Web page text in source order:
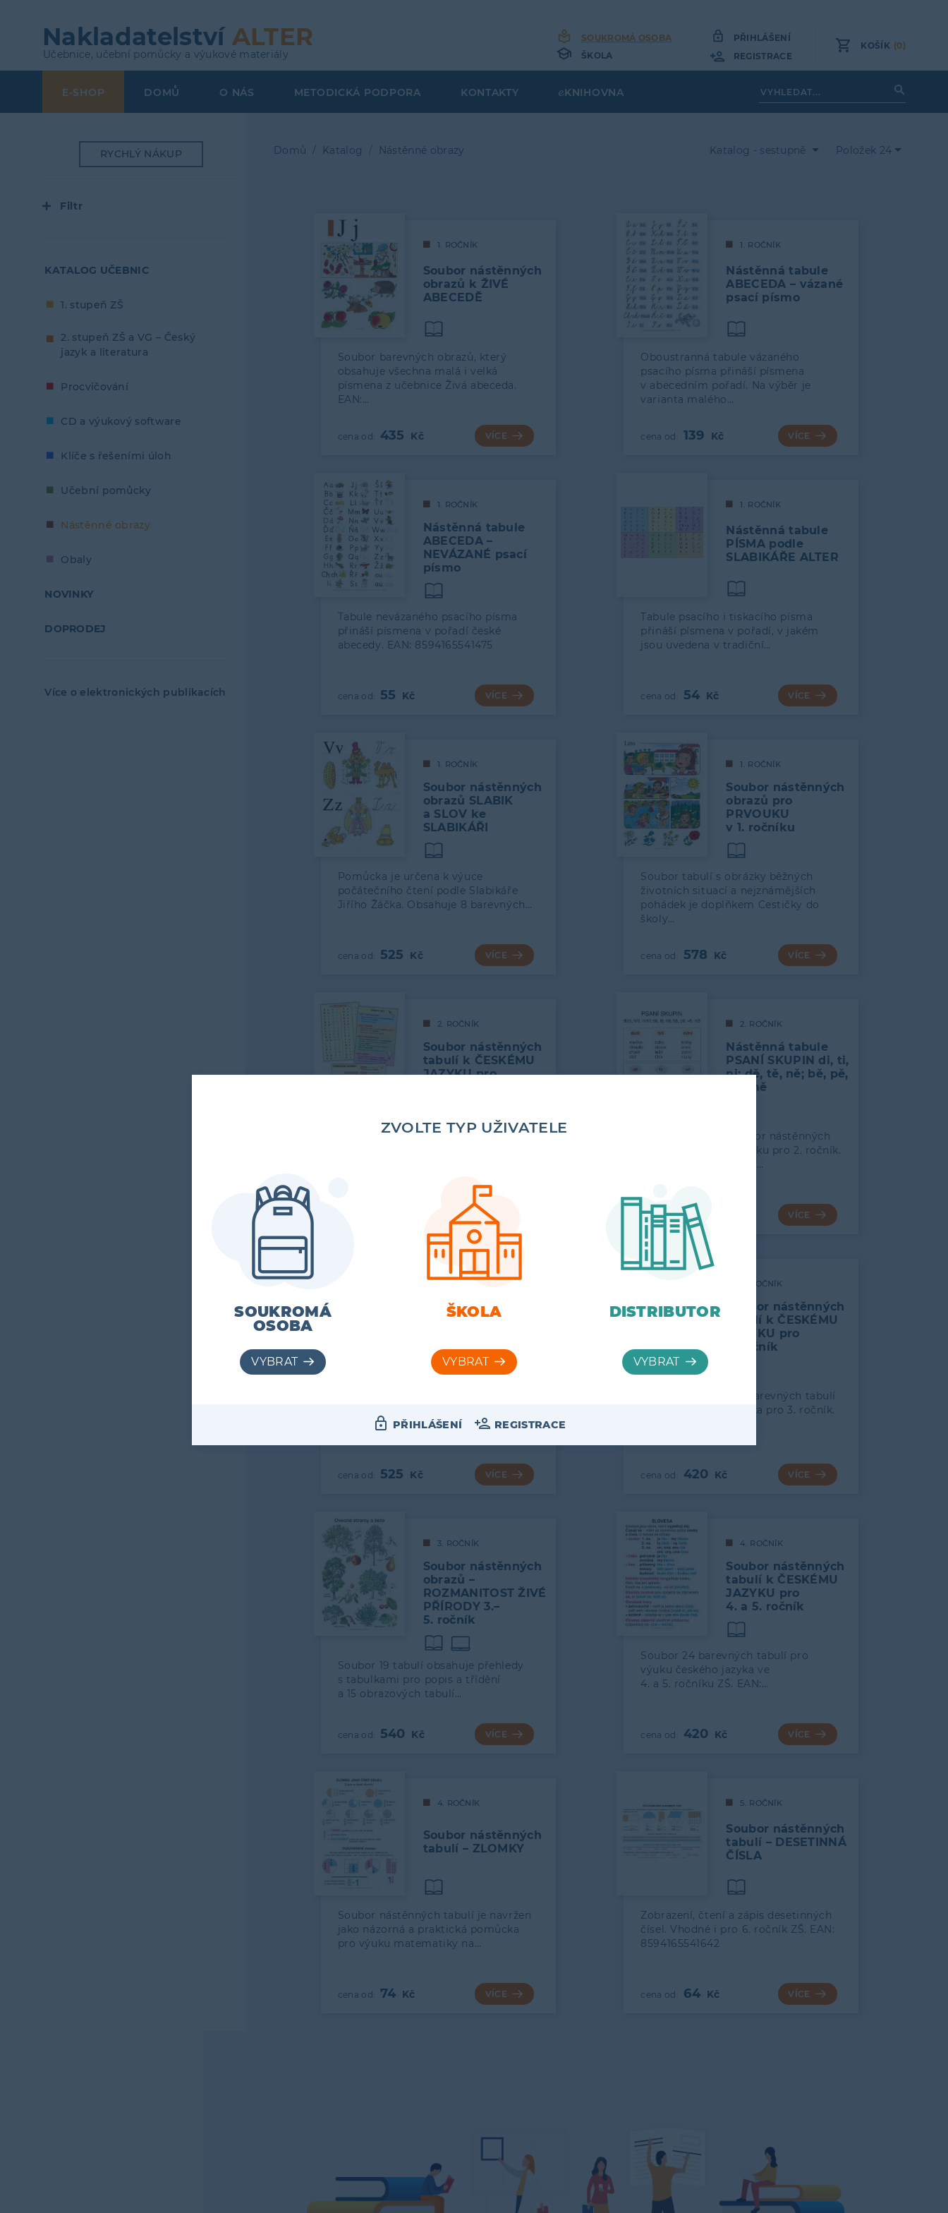
hlavnímuNakladatelství ALTER
Učebnice, učební pomůcky a výukové materiály
SOUKROMÁ OSOBA
ŠKOLA
PŘIHLÁŠENÍ
REGISTRACE
KOŠÍK (0)
Top
Menu
E-SHOP DOMŮ O NÁS METODICKÁ PODPORA KONTAKTY KNIHOVNA
RYCHLÝ NÁKUP
Filtr
KATALOG UČEBNIC
1. stupeň ZŠ
2. stupeň ZŠ a VG – Český
jazyk a literatura
Procvičování
CD a výukový software
Klíče s řešeními úloh
Učební pomůcky
Nástěnné obrazy
Obaly
NOVINKY
DOPRODEJ
Levé
Více o elektronických publikacích
Domů Katalog Nástěnné obrazy Katalog - sestupně Položek 24
1. ROČNÍK
Soubor nástěnných
obrazů k ŽIVÉ
ABECEDĚ
Soubor barevných obrazů, který
obsahuje všechna malá i velká
písmena z učebnice Živá abeceda.
EAN:…
435 VÍCE
1. ROČNÍK
Nástěnná tabule
ABECEDA – vázané
psací písmo
Oboustranná tabule vázaného
psacího písma přináší písmena
v abecedním pořadí. Na výběr je
varianta malého…
139 VÍCE
1. ROČNÍK
Nástěnná tabule
ABECEDA –
NEVÁZANÉ psací
písmo
Tabule nevázaného psacího písma
přináší písmena v pořadí české
abecedy. EAN: 8594165541475
55 VÍCE
1. ROČNÍK
Nástěnná tabule
PÍSMA podle
SLABIKÁŘE ALTER
Tabule psacího i tiskacího písma
přináší písmena v pořadí, v jakém
jsou uvedena v tradiční…
54 VÍCE
1. ROČNÍK
Soubor nástěnných
obrazů SLABIK
a SLOV ke
SLABIKÁŘI
Pomůcka je určena k výuce
počátečního čtení podle Slabikáře
Jiřího Žáčka. Obsahuje 8 barevných…
525 VÍCE
1. ROČNÍK
Soubor nástěnných
obrazů pro
PRVOUKU
v 1. ročníku
Soubor tabulí s obrázky běžných
životních situací a nejznámějších
pohádek je doplňkem Cestičky do
školy…
578 VÍCE
2. ROČNÍK
Soubor nástěnných
tabulí k ČESKÉMU
JAZYKU pro
Obsahuje tabule: Rozdělení hlásek;
VÍCE
2. ROČNÍK
Nástěnná tabule
PSANÍ SKUPIN di, ti,
ni; dě, tě, ně; bě, pě,
vě, mě
Tabule rozšiřuje Soubor nástěnných
tabulí k Českému jazyku pro 2. ročník.
Uvedené příklady slov…
35 VÍCE
Soubor nástěnných
obrazů pro
2. ročníku
doplňkem k učebnici Svět okolo…
525 VÍCE
3. ROČNÍK
Soubor nástěnných
tabulí k ČESKÉMU
JAZYKU pro
3. ročník
Soubor obsahuje 14 barevných tabulí
k výuce českého jazyka pro 3. ročník.
420 VÍCE
3. ROČNÍK
Soubor nástěnných
obrazů –
ROZMANITOST ŽIVÉ
PŘÍRODY 3.–
5. ročník
Soubor 19 tabulí obsahuje přehledy
s tabulkami pro popis a třídění
a 15 obrazových tabulí…
540 VÍCE
4. ROČNÍK
Soubor nástěnných
tabulí k ČESKÉMU
JAZYKU pro
4. a 5. ročník
Soubor 24 barevných tabulí pro
výuku českého jazyka ve
4. a 5. ročníku ZŠ. EAN:…
420 VÍCE
4. ROČNÍK
Soubor nástěnných
tabulí – ZLOMKY
Soubor nástěnných tabulí je navržen
jako názorná a praktická pomůcka
pro výuku matematiky na…
74 VÍCE
5. ROČNÍK
Soubor nástěnných
tabulí – DESETINNÁ
ČÍSLA
Zobrazení, čtení a zápis desetinných
čísel. Vhodné i pro 6. ročník ZŠ. EAN:
8594165541642
64 VÍCE
ZVOLTE TYP UŽIVATELE
SOUKROMÁ
OSOBA
ŠKOLA DISTRIBUTOR
PŘIHLÁŠENÍ REGISTRACE